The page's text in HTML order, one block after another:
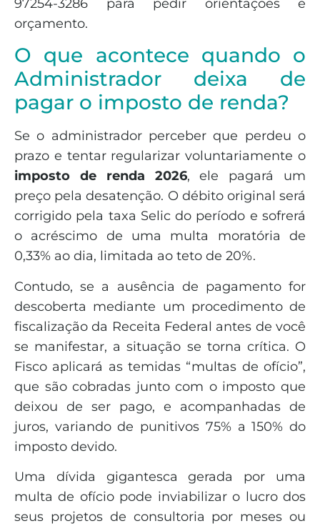
97254-3286 para pedir orientações e
orçamento.
O que acontece quando o
Administrador deixa de
pagar o imposto de renda?
Se o administrador perceber que perdeu o
prazo e tentar regularizar voluntariamente o
imposto de renda 2026, ele pagará um
preço pela desatenção. O débito original será
corrigido pela taxa Selic do período e sofrerá
o acréscimo de uma multa moratória de
0,33% ao dia, limitada ao teto de 20%.
Contudo, se a ausência de pagamento for
descoberta mediante um procedimento de
fiscalização da Receita Federal antes de você
se manifestar, a situação se torna crítica. O
Fisco aplicará as temidas “multas de ofício”,
que são cobradas junto com o imposto que
deixou de ser pago, e acompanhadas de
juros, variando de punitivos 75% a 150% do
imposto devido.
Uma dívida gigantesca gerada por uma
multa de ofício pode inviabilizar o lucro dos
seus projetos de consultoria por meses ou